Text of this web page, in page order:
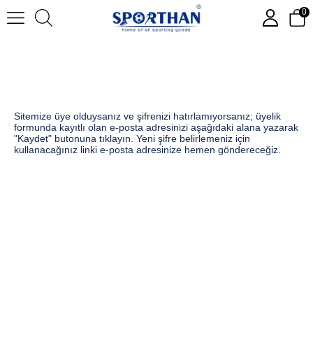
0
Sitemize üye olduysanız ve şifrenizi hatırlamıyorsanız; üyelik
formunda kayıtlı olan e-posta adresinizi aşağıdaki alana yazarak
"Kaydet" butonuna tıklayın. Yeni şifre belirlemeniz için
kullanacağınız linki e-posta adresinize hemen göndereceğiz.